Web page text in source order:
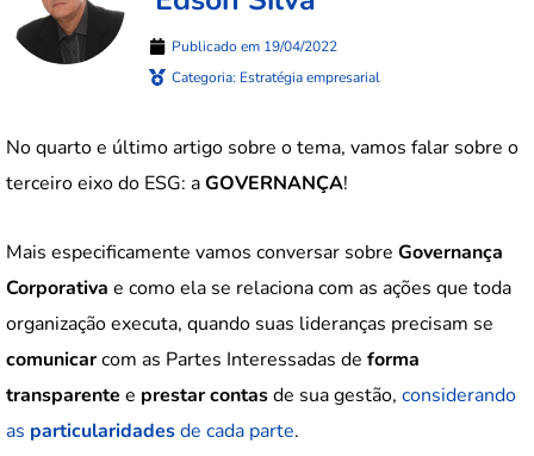
Publicado em 19/04/2022
Categoria: Estratégia empresarial
No quarto e último artigo sobre o tema, vamos falar sobre o
terceiro eixo do ESG: aGOVERNANÇA!
Mais especificamente vamos conversar sobre Governança
Corporativa e como ela se relaciona com as ações que toda
organização executa, quando suas lideranças precisam se
comunicarcom as Partes Interessadas de forma
transparente e prestar contasde sua gestão, considerando
as particularidadesde cada parte.